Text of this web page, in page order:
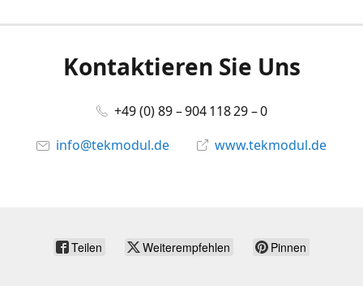
Kontaktieren Sie Uns
+49 (0) 89 – 904 118 29 – 0
info@tekmodul.de
www.tekmodul.de
Teilen Weiterempfehlen Pinnen